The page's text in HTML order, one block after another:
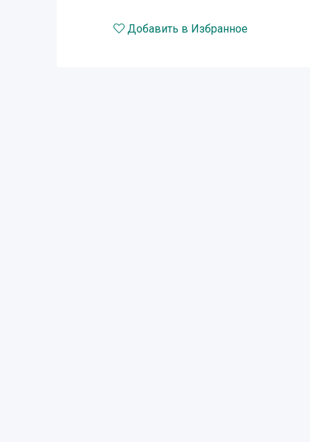
Добавить в Избранное